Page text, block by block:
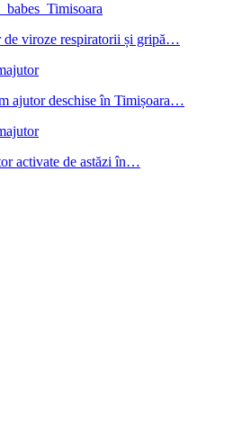
de viroze respiratorii și gripă…
ajutor deschise în Timișoara…
activate de astăzi în…